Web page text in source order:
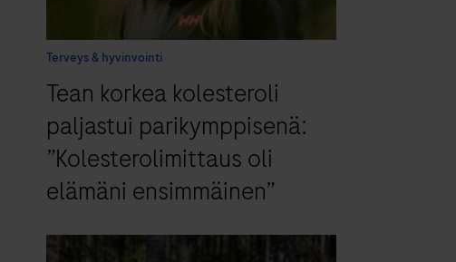
Terveys & hyvinvointi
Tean korkea kolesteroli
paljastui parikymppisenä:
”Kolesterolimittaus oli
elämäni ensimmäinen”